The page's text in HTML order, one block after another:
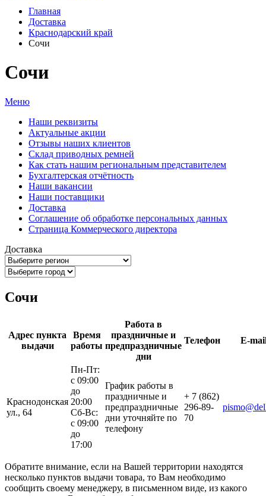
Главная
Доставка
Краснодарский край
Сочи
Сочи
Меню
Наши реквизиты
Актуальные акции
Отзывы наших клиентов
Склад приводных ремней
Как стать нашим региональным представителем
Бухгалтерская отчётность
Наши вакансии
Наши поставщики
Доставка
Соглашение об обработке персональных данных
Страница Коммерческого директора
Доставка
Сочи
Адрес пункта
выдачи
Время
работы
Работа в
праздничные и
предпраздничные
дни
Телефон E-
Краснодонская
ул., 64
Пн-Пт:
с 09:00
до
20:00
Сб-Вс:
с 09:00
до
17:00
График работы в
праздничные и
предпраздничные
дни уточняйте по
телефону
+ 7 (862)
296-89-
70
Обратите внимание, если на Вашей территории находятся
несколько пунктов выдачи товара, то Вам необходимо
сообщить своему менеджеру, в письменном виде, из какого